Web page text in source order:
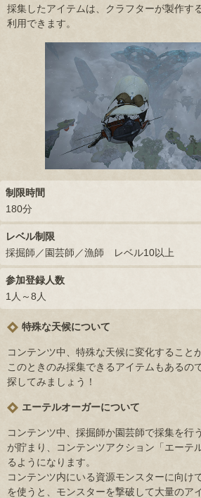
採集したアイテムは、クラフターが製作す
利用できます。
制限時間
180分
レベル制限
採掘師／園芸師／漁師 レベル10以上
参加登録人数
1人～8人
特殊な天候について
コンテンツ中、特殊な天候に変化すること
このときのみ採集できるアイテムもあるの
探してみましょう！
エーテルオーガーについて
コンテンツ中、採掘師か園芸師で採集を行
が貯まり、コンテンツアクション「エーテ
るようになります。
コンテンツ内にいる資源モンスターに向け
を使うと、モンスターを撃破して大量のア